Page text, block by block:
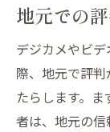
地元での
デジカメやビ
際、地元で評
たらします。
者は、地元の